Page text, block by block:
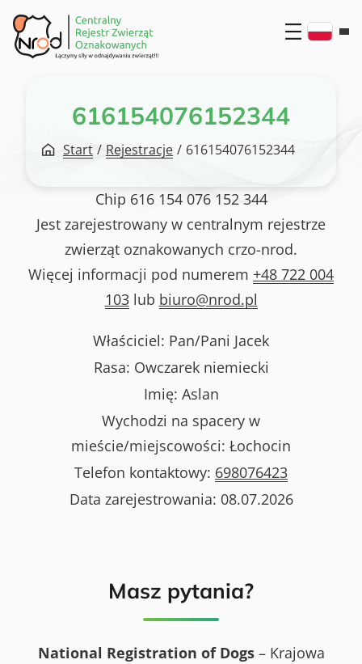
Przejdź
do
treści
616154076152344
Start / Rejestracje / 616154076152344
Chip 616 154 076 152 344
Jest zarejestrowany w centralnym rejestrze
zwierząt oznakowanych crzo-nrod.
Więcej informacji pod numerem +48 722 004
103lub biuro@nrod.pl
Właściciel: Pan/Pani Jacek
Rasa: Owczarek niemiecki
Imię: Aslan
Wychodzi na spacery w
mieście/miejscowości: Łochocin
Telefon kontaktowy: 698076423
Data zarejestrowania: 08.07.2026
Masz pytania?
National Registration of Dogs– Krajowa